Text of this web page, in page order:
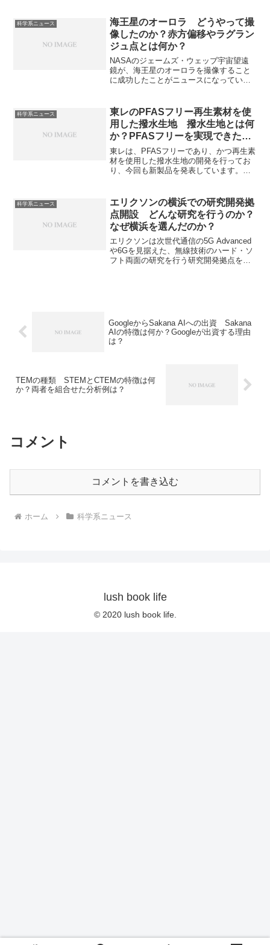
現に貢献するとされています。SPAD距離
センサーの仕組みや高い感度をもつ理由
を知ることができます。
科学系ニュース
海王星のオーロラ どうやって撮
像したのか？赤方偏移やラグラン
ジュ点とは何か？
NASAのジェームズ・ウェッブ宇宙望遠
鏡が、海王星のオーロラを撮像すること
に成功したことがニュースになっていま
淡く、可視光ではなく、紫外線であるな
どの理由から観測、撮像が難しくなって
いました。ジェームズウェッブ望遠鏡と
は何か、赤方偏移やラグランジュ点とは
何かなどを知ることができます。
科学系ニュース
東レのPFASフリー再生素材を使
用した撥水生地 撥水生地とは何
か？PFASフリーを実現できた理
由は何か？
東レは、PFASフリーであり、かつ再生素
材を使用した撥水生地の開発を行ってお
り、今回も新製品を発表しています。撥
るのかを知ることができます。
科学系ニュース
エリクソンの横浜での研究開発拠
点開設 どんな研究を行うのか？
なぜ横浜を選んだのか？
エリクソンは次世代通信の5G Advanced
や6Gを見据えた、無線技術のハード・ソ
フト両面の研究を行う研究開発拠点を横
GoogleからSakana AIへの出資 Sakana
AIの特徴は何か？Googleが出資する理由
は？
TEMの種類 STEMとCTEMの特徴は何
か？両者を組合せた分析例は？
コメント
コメントを書き込む
ホーム 科学系ニュース
lush book life
© 2020 lush book life.